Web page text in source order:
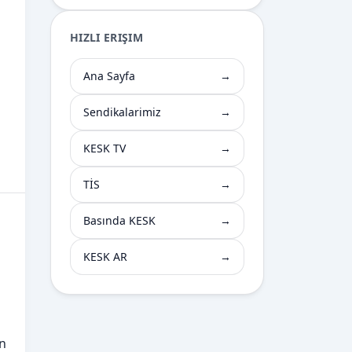
HIZLI ERIŞIM
Ana Sayfa →
Sendikalarimiz →
KESK TV →
TİS →
Basında KESK →
KESK AR →